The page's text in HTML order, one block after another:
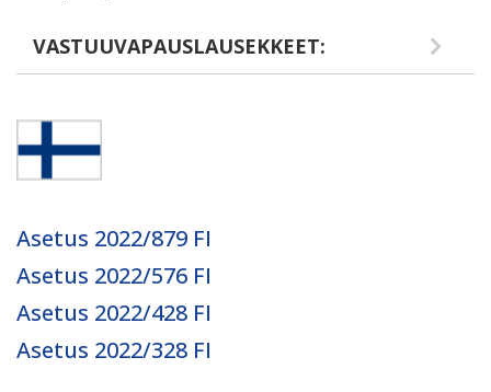
VASTUUVAPAUSLAUSEKKEET:
Asetus 2022/879 FI
Asetus 2022/576 FI
Asetus 2022/428 FI
Asetus 2022/328 FI